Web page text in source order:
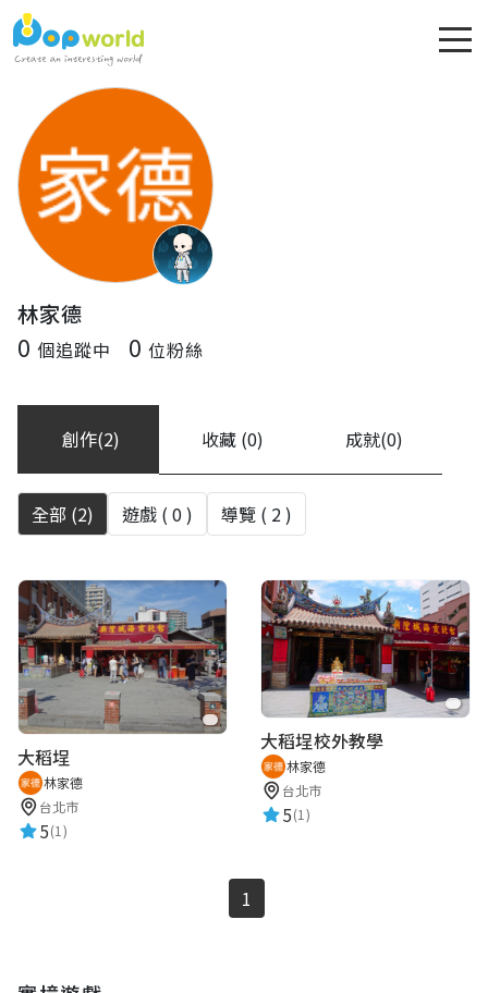
林家德
0 個追蹤中 0 位粉絲
創作(2) 收藏 (0) 成就(0)
全部 (2) 遊戲 ( 0) 導覽 ( 2)
大稻埕
林家德
台北市
5(1)
大稻埕校外教學
林家德
台北市
5(1)
1